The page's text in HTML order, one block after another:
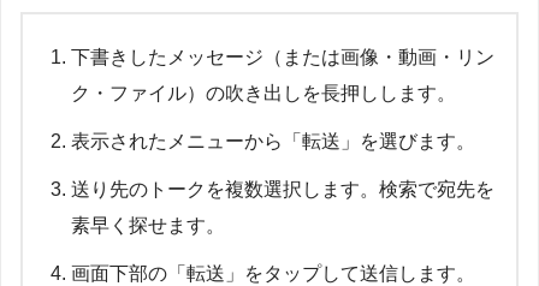
下書きしたメッセージ（または画像・動画・リン
ク・ファイル）の吹き出しを長押しします。
表示されたメニューから「転送」を選びます。
送り先のトークを複数選択します。検索で宛先を
素早く探せます。
画面下部の「転送」をタップして送信します。